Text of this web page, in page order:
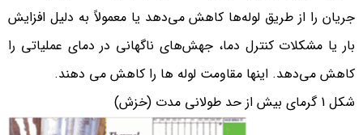
جریان را از طریق لوله‌ها کاهش می‌دهد یا معمولاً به دلیل افزایش
بار یا مشکلات کنترل دما، جهش‌های ناگهانی در دمای عملیاتی را
کاهش می‌دهد. اینها مقاومت لوله ها را کاهش می دهند.
شکل 1 گرمای بیش از حد طولانی مدت (خزش)